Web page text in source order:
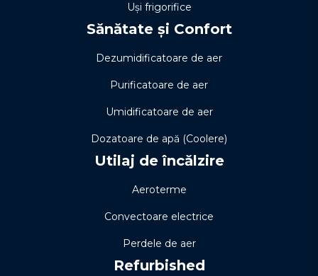
Uși frigorifice
Sănătate și Confort
Dezumidificatoare de aer
Purificatoare de aer
Umidificatoare de aer
Dozatoare de apă (Coolere)
Utilaj de încălzire
Aeroterme
Convectoare electrice
Perdele de aer
Refurbished